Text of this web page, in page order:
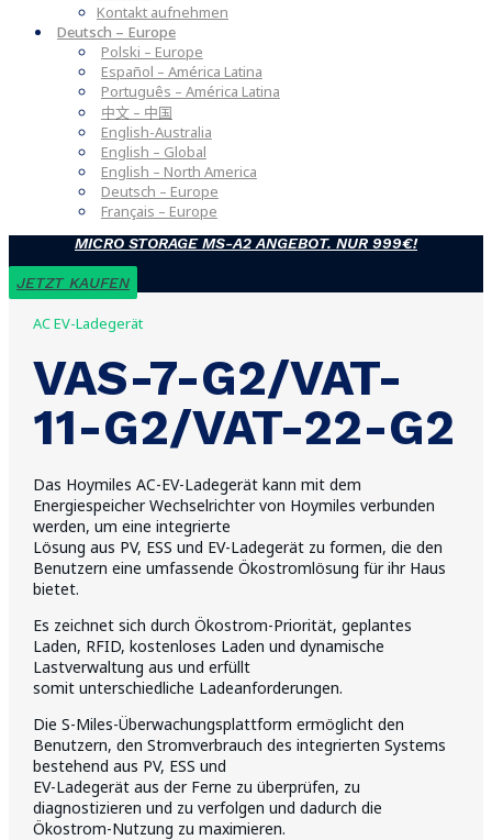
Kontakt aufnehmen
Deutsch – Europe
Polski – Europe
Español – América Latina
Português – América Latina
中文 – 中国
English-Australia
English – Global
English – North America
Deutsch – Europe
Français – Europe
MICRO STORAGE MS-A2 ANGEBOT. NUR 999€!
JETZT KAUFEN
AC EV-Ladegerät
VAS-7-G2/VAT-
11-G2/VAT-22-G2
Das Hoymiles AC-EV-Ladegerät kann mit dem
Energiespeicher Wechselrichter von Hoymiles verbunden
werden, um eine integrierte
Lösung aus PV, ESS und EV-Ladegerät zu formen, die den
Benutzern eine umfassende Ökostromlösung für ihr Haus
bietet.
Es zeichnet sich durch Ökostrom-Priorität, geplantes
Laden, RFID, kostenloses Laden und dynamische
Lastverwaltung aus und erfüllt
somit unterschiedliche Ladeanforderungen.
Die S-Miles-Überwachungsplattform ermöglicht den
Benutzern, den Stromverbrauch des integrierten Systems
bestehend aus PV, ESS und
EV-Ladegerät aus der Ferne zu überprüfen, zu
diagnostizieren und zu verfolgen und dadurch die
Ökostrom-Nutzung zu maximieren.